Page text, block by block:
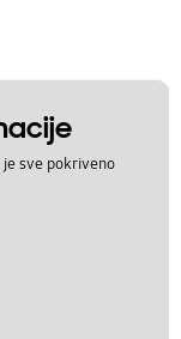
sve pokriveno